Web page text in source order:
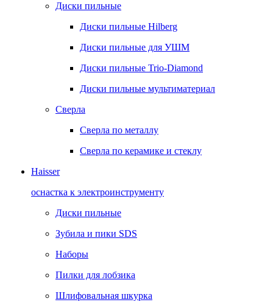
Диски пильные
Диски пильные Hilberg
Диски пильные для УШМ
Диски пильные Trio-Diamond
Диски пильные мультиматериал
Сверла
Сверла по металлу
Сверла по керамике и стеклу
Haisser
оснастка к электроинструменту
Диски пильные
Зубила и пики SDS
Наборы
Пилки для лобзика
Шлифовальная шкурка